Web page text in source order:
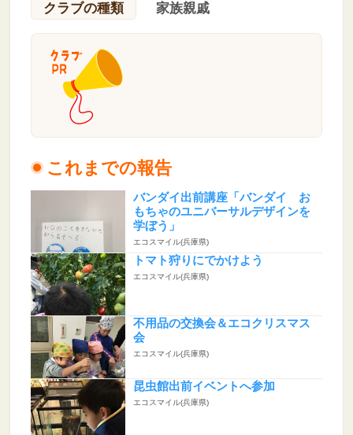
クラブの種類
家族親戚
これまでの報告
バンダイ出前講座「バンダイ お
もちゃのユニバーサルデザインを
学ぼう」
エコスマイル(兵庫県)
トマト狩りにでかけよう
エコスマイル(兵庫県)
不用品の交換会＆エコクリスマス
会
エコスマイル(兵庫県)
昆虫館出前イベントへ参加
エコスマイル(兵庫県)